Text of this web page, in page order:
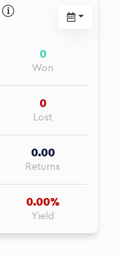
0
Won
0
Lost
0.00
Returns
0.00%
Yield
Κλείσιμο